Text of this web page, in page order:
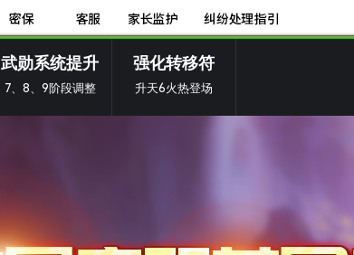
武勋系统提升
7、8、9阶段调整
强化转移符
升天6火热登场